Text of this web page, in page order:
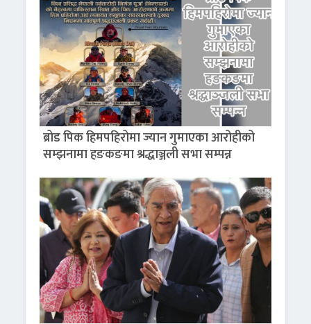
ब्रोड पिक हिमपहिरोमा ज्यान गुमाएका आरोहीको
सम्झनामा हङकङमा श्रद्धाञ्जली सभा सम्पन्न